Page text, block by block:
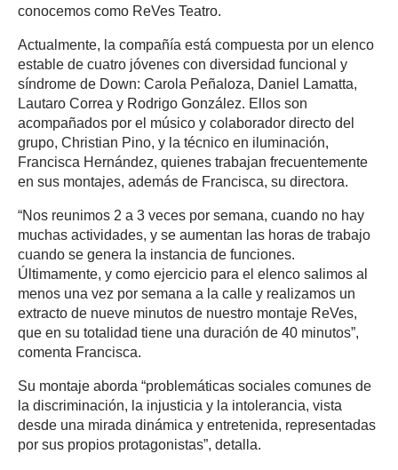
conocemos como ReVes Teatro.
Actualmente, la compañía está compuesta por un elenco
estable de cuatro jóvenes con diversidad funcional y
síndrome de Down: Carola Peñaloza, Daniel Lamatta,
Lautaro Correa y Rodrigo González. Ellos son
acompañados por el músico y colaborador directo del
grupo, Christian Pino, y la técnico en iluminación,
Francisca Hernández, quienes trabajan frecuentemente
en sus montajes, además de Francisca, su directora.
“Nos reunimos 2 a 3 veces por semana, cuando no hay
muchas actividades, y se aumentan las horas de trabajo
cuando se genera la instancia de funciones.
Últimamente, y como ejercicio para el elenco salimos al
menos una vez por semana a la calle y realizamos un
extracto de nueve minutos de nuestro montaje ReVes,
que en su totalidad tiene una duración de 40 minutos”,
comenta Francisca.
Su montaje aborda “problemáticas sociales comunes de
la discriminación, la injusticia y la intolerancia, vista
desde una mirada dinámica y entretenida, representadas
por sus propios protagonistas”, detalla.